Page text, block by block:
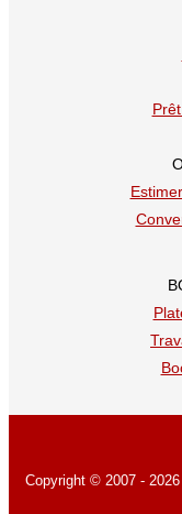
Copyright © 2007 -